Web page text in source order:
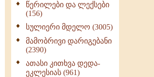
წერილები და ლექსები
(156)
სულიერი მდელო (3005)
მამობრივი დარიგებანი
(2390)
ათასი კითხვა დედა-
ეკლესიას (961)